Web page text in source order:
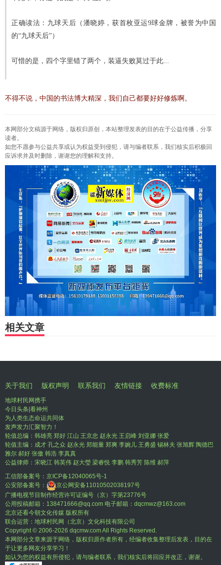
正确读法：九球天后（潘晓婷，获首枚亚运9球金牌，被誉为中国
的“九球天后”）
可惜的是，四个字里错了两个，装逼失败莫过于此...
不得不说，中国的书法博大精深，我们自己都要好好修炼啊。
本网部分文稿源于网络，版权归原创，本站整理发表的目的在于公益传播，分享
读者。
如您不愿参与公益共享或认为权益受到侵犯，请与编者联系，我们核实后积极回
应诉求并及时删除，谢谢您的理解和支持。
相关文章
关于我们 版权声明 联系我们 友情链接 收费标准
地球村民网携手
今日头条|看神州
为人类生态命运共同体
发声发力汇聚智力！
轮值总编：韩雄亮 郑好 江山 王京忠 赵永光 王启峰 刘亚娜 张爱
轮值主编：成才 孔之众 赵永光 郑能量 郑爽 李婉儿 王勇盛 锡林夫 张旭辉 陶德巴
雅尔 郝好 张傲 韩浩 李真真
公益律师：宋晓江 韩英伟 赵大瑩 梁睿悦 李鹏 韩秀芳 陈维 郝萍
工信部备案号： 京ICP备12040065号-1
公安部备案号：
京公网安备11010502038197号
广播电视节目制作经营许可证编号（京）字第23776号
公用投稿邮箱：138471666@qq.com 电子邮箱：dqcmwz@163.com
北京还看今朝文化传媒 版权所有
联合运营：地球村民网（北京）文化科技有限公司
Copyright © 2006-2026 dqcmw.com All Rights Reserved.
本网部分文章来源于网络，版权归原作者所有，经编者收集整理后发表，目的在
于让更多网友分享学习！
如认为您的权益有所侵犯，请与编者联系，我们核实后将回应并改正，谢谢。